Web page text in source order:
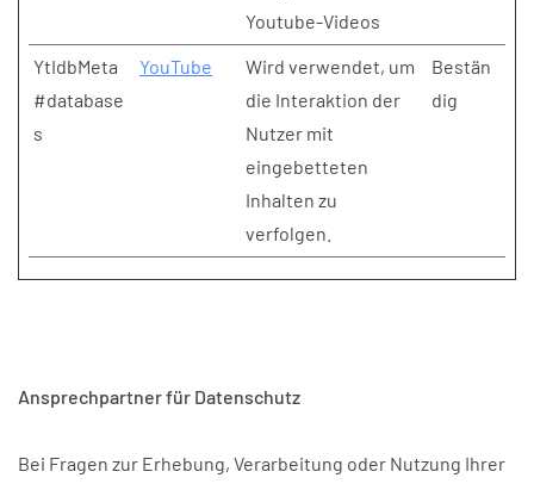
Youtube-Videos
YtIdbMeta
#database
s
YouTube
Wird verwendet, um
die Interaktion der
Nutzer mit
eingebetteten
Inhalten zu
verfolgen.
Bestän
dig
Ansprechpartner für Datenschutz
Bei Fragen zur Erhebung, Verarbeitung oder Nutzung Ihrer